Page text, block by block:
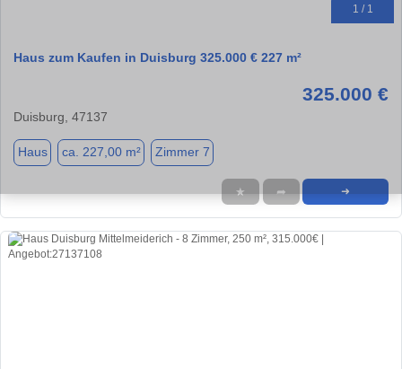
1 / 1
Haus zum Kaufen in Duisburg 325.000 € 227 m²
325.000 €
Duisburg, 47137
Haus ca. 227,00 m² Zimmer 7
★ ➦ ➜